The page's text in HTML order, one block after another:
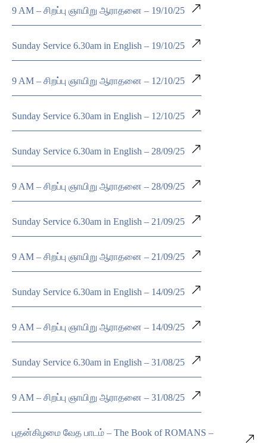
9 AM – சிறப்பு ஞாயிறு ஆராதனை – 19/10/25
Sunday Service 6.30am in English – 19/10/25
9 AM – சிறப்பு ஞாயிறு ஆராதனை – 12/10/25
Sunday Service 6.30am in English – 12/10/25
Sunday Service 6.30am in English – 28/09/25
9 AM – சிறப்பு ஞாயிறு ஆராதனை – 28/09/25
Sunday Service 6.30am in English – 21/09/25
9 AM – சிறப்பு ஞாயிறு ஆராதனை – 21/09/25
Sunday Service 6.30am in English – 14/09/25
9 AM – சிறப்பு ஞாயிறு ஆராதனை – 14/09/25
Sunday Service 6.30am in English – 31/08/25
9 AM – சிறப்பு ஞாயிறு ஆராதனை – 31/08/25
புதன்கிழமை வேத பாடம் – The Book of ROMANS –